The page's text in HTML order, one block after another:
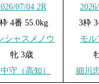
07/04 2R
4番 55.0kg
シャスメノウ
牝 3歳
守（高知）
3枠
モル
細川